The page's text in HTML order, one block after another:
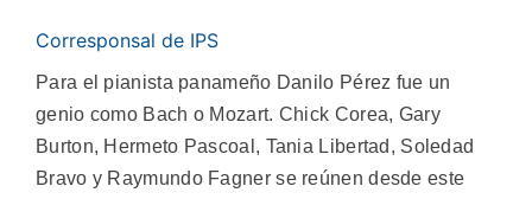
Corresponsal de IPS
Para el pianista panameño Danilo Pérez fue un
genio como Bach o Mozart. Chick Corea, Gary
Burton, Hermeto Pascoal, Tania Libertad, Soledad
Bravo y Raymundo Fagner se reúnen desde este